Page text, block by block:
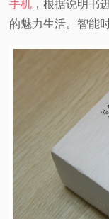
科
手机 ，根据说明书
的魅力生活。智能